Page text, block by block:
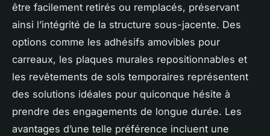
être facilement retirés ou remplacés, préservant
ainsi l’intégrité de la structure sous-jacente. Des
options comme les adhésifs amovibles pour
carreaux, les plaques murales repositionnables et
les revêtements de sols temporaires représentent
des solutions idéales pour quiconque hésite à
prendre des engagements de longue durée. Les
avantages d’une telle préférence incluent une